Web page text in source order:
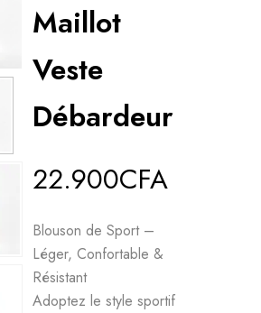
Maillot
Veste
Débardeur
22.900CFA
Blouson de Sport –
Léger, Confortable &
Résistant
Adoptez le style sportif